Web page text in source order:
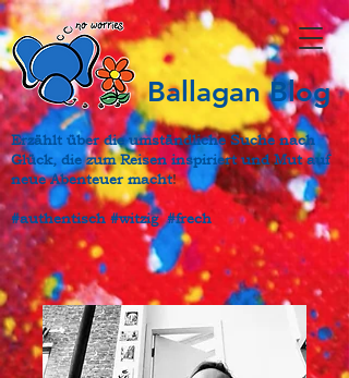
Ballagan Blog
Erzählt über die umständliche Suche nach
Glück, die zum Reisen inspiriert und Mut auf
neue Abenteuer macht!
#authentisch #witzig #frech